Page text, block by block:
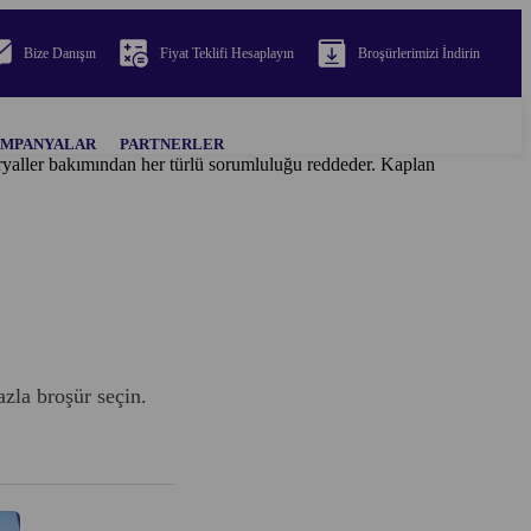
Bize Danışın Fiyat Teklifi Hesaplayın Broşürlerimizi İndirin
PARTNERLER
bakımından her türlü sorumluluğu reddeder. Kaplan
broşür seçin.